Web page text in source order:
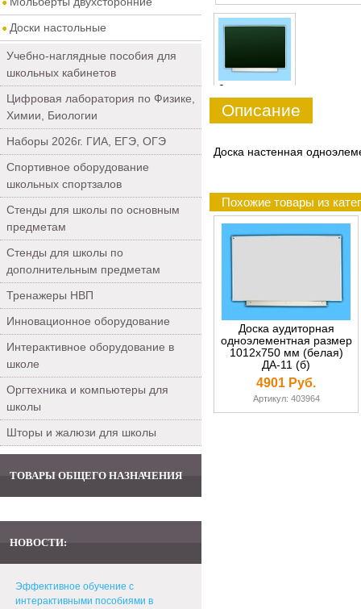
Доски настольные
Учебно-наглядные пособия для
школьных кабинетов
Цифровая лаборатория по Физике,
Химии, Биологии
Наборы 2026г. ГИА, ЕГЭ, ОГЭ
Спортивное оборудование
школьных спортзалов
Стенды для школы по основным
предметам
Стенды для школы по
дополнительным предметам
Тренажеры НВП
Инновационное оборудование
Интерактивное оборудование в
школе
Оргтехника и компьютеры для
школы
Шторы и жалюзи для школы
ТОВАРЫ ОБЩЕГО НАЗНАЧЕНИЯ
НОВОСТИ:
Эффективное обучение с
интерактивными пособиями в
0
Описание
Доска настенная
Похожие товары из
Доска аудиторная
одноэлементная размер
1012х750 мм (белая)
ДА-11 (б)
4901 Руб.
Артикул: 403964